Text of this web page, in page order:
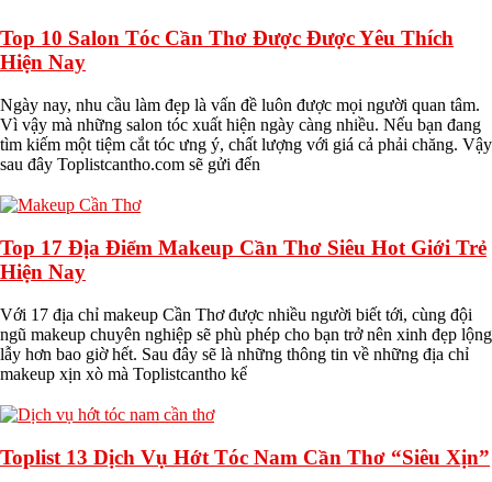
Top 10 Salon Tóc Cần Thơ Được Được Yêu Thích
Hiện Nay
Ngày nay, nhu cầu làm đẹp là vấn đề luôn được mọi người quan tâm.
Vì vậy mà những salon tóc xuất hiện ngày càng nhiều. Nếu bạn đang
tìm kiếm một tiệm cắt tóc ưng ý, chất lượng với giá cả phải chăng. Vậy
sau đây Toplistcantho.com sẽ gửi đến
Top 17 Địa Điểm Makeup Cần Thơ Siêu Hot Giới Trẻ
Hiện Nay
Với 17 địa chỉ makeup Cần Thơ được nhiều người biết tới, cùng đội
ngũ makeup chuyên nghiệp sẽ phù phép cho bạn trở nên xinh đẹp lộng
lẫy hơn bao giờ hết. Sau đây sẽ là những thông tin về những địa chỉ
makeup xịn xò mà Toplistcantho kể
Toplist 13 Dịch Vụ Hớt Tóc Nam Cần Thơ “Siêu Xịn”